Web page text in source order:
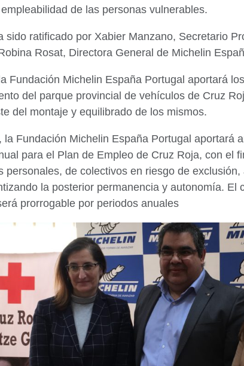
de las personas vulnerables.
sido ratificado por Xabier Manzano, Secretario
Rosat, Directora General de Michelin
Fundación Michelin España Portugal aportará
del parque provincial de vehículos de Cruz
del montaje y equilibrado de los mismos.
la Fundación Michelin España Portugal aportará
para el Plan de Empleo de Cruz Roja, con el
personales, de colectivos en riesgo de
la posterior permanencia y autonomía. El
prorrogable por periodos anuales